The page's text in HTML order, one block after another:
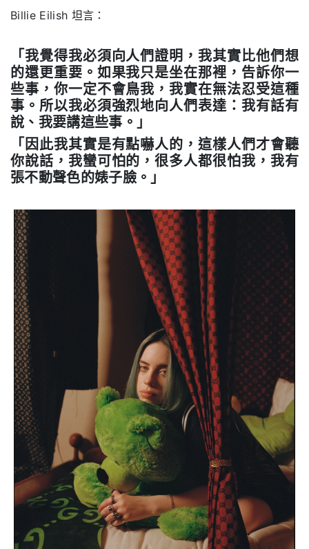
Billie Eilish 坦言：
「我覺得我必須向人們證明，我其實比他們想
的還更重要。如果我只是坐在那裡，告訴你一
些事，你一定不會鳥我，我實在無法忍受這種
事。所以我必須強烈地向人們表達：我有話有
說、我要講這些事。」
「因此我其實是有點嚇人的，這樣人們才會聽
你說話，我蠻可怕的，很多人都很怕我，我有
張不動聲色的婊子臉。」